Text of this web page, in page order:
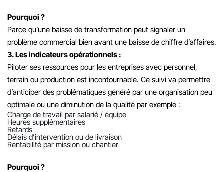
Pourquoi ?
Parce qu’une baisse de transformation peut signaler un
problème commercial bien avant une baisse de chiffre d’affaires.
3. Les indicateurs opérationnels :
Piloter ses ressources pour les entreprises avec personnel,
terrain ou production est incontournable. Ce suivi va permettre
d’anticiper des problématiques généré par une organisation peu
optimale ou une diminution de la qualité par exemple :
Charge de travail par salarié / équipe
Heures supplémentaires
Retards
Délais d’intervention ou de livraison
Rentabilité par mission ou chantier
Pourquoi ?